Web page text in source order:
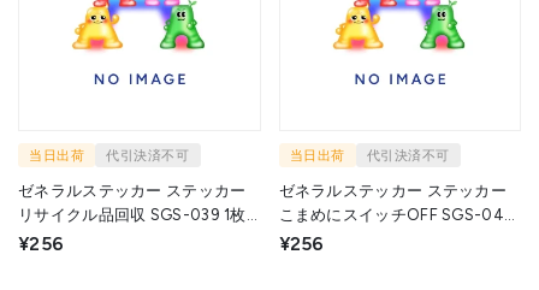
当日出荷 代引決済不可
ゼネラルステッカー ステッカー
リサイクル品回収 SGS-039 1枚
▼714-5400
¥256
当日出荷 代引決済不可
ゼネラルステッカー ステッカー
こまめにスイッチOFF SGS-044
1枚 ▼714-6938
¥256